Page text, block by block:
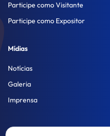
Participe como Visitante
Participe como Expositor
Mídias
Notícias
Galeria
Imprensa